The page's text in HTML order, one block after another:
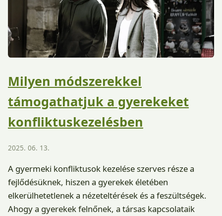
Milyen módszerekkel
támogathatjuk a gyerekeket
konfliktuskezelésben
2025. 06. 13.
A gyermeki konfliktusok kezelése szerves része a
fejlődésüknek, hiszen a gyerekek életében
elkerülhetetlenek a nézeteltérések és a feszültségek.
Ahogy a gyerekek felnőnek, a társas kapcsolataik